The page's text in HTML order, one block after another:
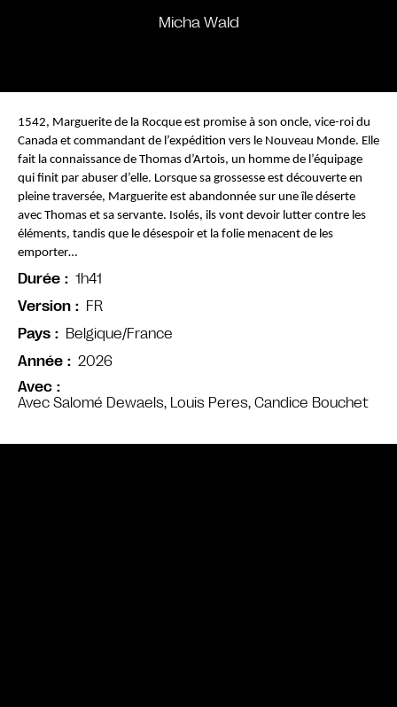
Micha Wald
Avec
Avec Salomé Dewaels, Louis Peres, Candice Bouchet
1542, Marguerite de la Rocque est promise à son oncle, vice-roi du
Canada et commandant de l’expédition vers le Nouveau Monde. Elle
fait la connaissance de Thomas d’Artois, un homme de l’équipage
qui finit par abuser d’elle. Lorsque sa grossesse est découverte en
pleine traversée, Marguerite est abandonnée sur une île déserte
avec Thomas et sa servante. Isolés, ils vont devoir lutter contre les
éléments, tandis que le désespoir et la folie menacent de les
emporter…
Durée
1h41
Version
FR
Pays
Belgique/France
Année
2026